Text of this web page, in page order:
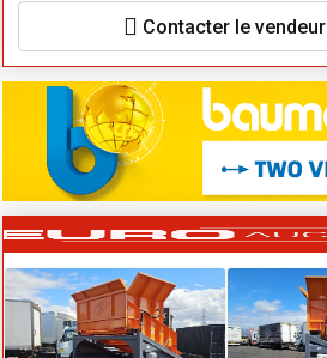
Contacter le vendeur